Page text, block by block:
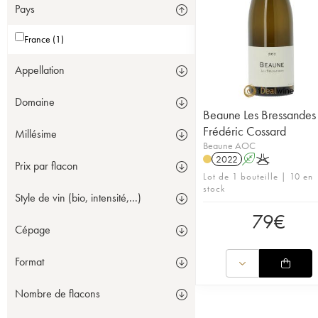
Pays
France (1)
Appellation
Domaine
Millésime
Prix par flacon
Style de vin (bio, intensité,...)
Cépage
Format
Nombre de flacons
Beaune Les Bressandes
Frédéric Cossard
Beaune AOC
2022 AK
Lot de 1 bouteille | 10 en
stock
79€